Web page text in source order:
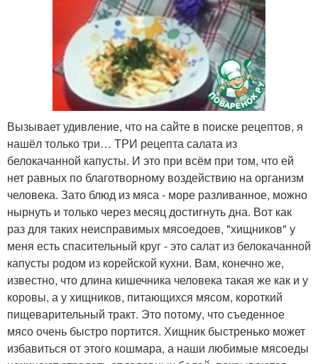
Вызывает удивление, что на сайте в поиске рецептов, я
нашёл только три… ТРИ рецепта салата из
белокачанной капусты. И это при всём при том, что ей
нет равных по благотворному воздействию на организм
человека. Зато блюд из мяса - море разливанное, можно
нырнуть и только через месяц достигнуть дна. Вот как
раз для таких неисправимых мясоедоев, "хищников" у
меня есть спасительный круг - это салат из белокачанной
капусты родом из корейской кухни. Вам, конечно же,
известно, что длина кишечника человека такая же как и у
коровы, а у хищников, питающихся мясом, короткий
пищеварительный тракт. Это потому, что съеденное
мясо очень быстро портится. Хищник быстренько может
избавиться от этого кошмара, а наши любимые мясоеды